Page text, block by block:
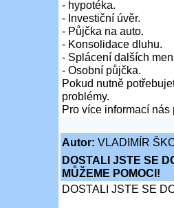
- hypotéka.
- Investiční úvěr.
- Půjčka na auto.
- Konsolidace dluhu.
- Splácení dalších
- Osobní půjčka.
Pokud nutně
problémy.
Pro více informací nás
Autor: VLADIMÍR
DOSTALI JSTE SE
MŮŽEME POMOCI!
DOSTALI JSTE SE